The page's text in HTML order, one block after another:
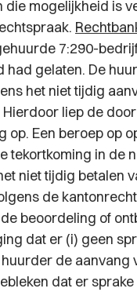
mogelijkheid is
7:290-
had gelaten. De
het niet tijdig
liep de
op. Een beroep op
tekortkoming in de
niet tijdig betalen
de
beoordeling of
dat er (i) geen
de
dat er